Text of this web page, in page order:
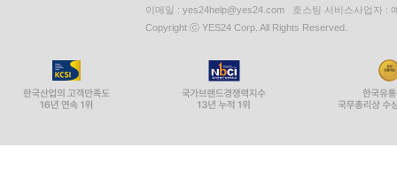
이메일 : yes24help@yes24.com 호스팅 서비스사업자 :
Copyright ⓒ YES24 Corp. All Rights Reserved.